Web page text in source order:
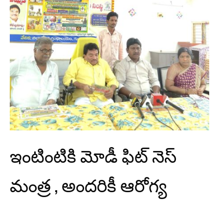
ఇంటింటికి మోడీ ఫిట్ నెస్
మంత్ర , అందరికీ ఆరోగ్య